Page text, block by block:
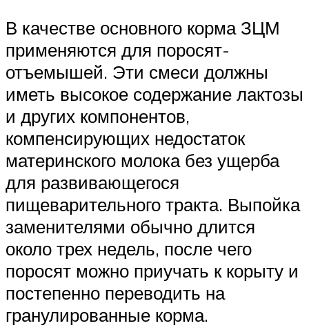
В качестве основного корма ЗЦМ
применяются для поросят-
отъемышей. Эти смеси должны
иметь высокое содержание лактозы
и других компонентов,
компенсирующих недостаток
материнского молока без ущерба
для развивающегося
пищеварительного тракта. Выпойка
заменителями обычно длится
около трех недель, после чего
поросят можно приучать к корыту и
постепенно переводить на
гранулированные корма.